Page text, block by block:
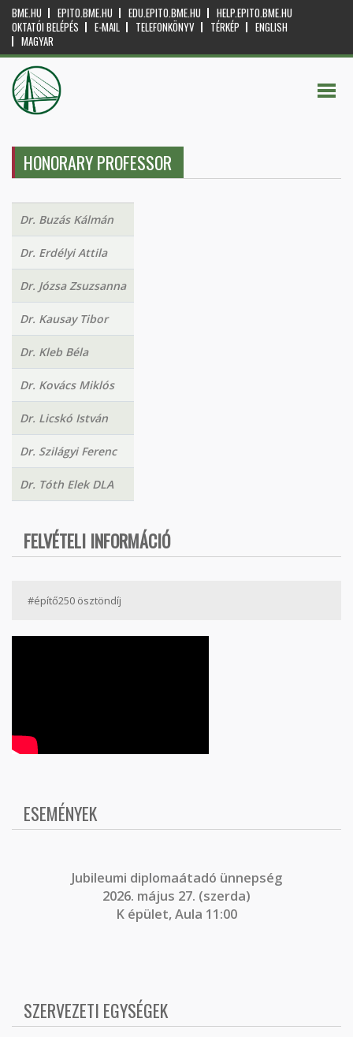
BME.HU EPITO.BME.HU EDU.EPITO.BME.HU
HELP.EPITO.BME.HU
OKTATÓI BELÉPÉS
E-MAIL TELEFONKÖNYV TÉRKÉP
ENGLISH
MAGYAR
HONORARY PROFESSOR
Dr. Buzás Kálmán
Dr. Erdélyi Attila
Dr. Józsa Zsuzsanna
Dr. Kausay Tibor
Dr. Kleb Béla
Dr. Kovács Miklós
Dr. Licskó István
Dr. Szilágyi Ferenc
Dr. Tóth Elek DLA
FELVÉTELI INFORMÁCIÓ
#építő250 ösztöndíj
ESEMÉNYEK
Jubileumi diplomaátadó ünnepség
2026. május 27. (szerda)
K épület, Aula 11:00
SZERVEZETI EGYSÉGEK